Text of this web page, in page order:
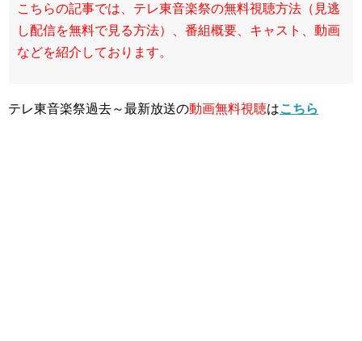
こちらの記事では、テレ東音楽祭の無料視聴方法（見逃
し配信を無料で見る方法）、番組概要、キャスト、動画
などを紹介しております。
テレ東音楽祭過去～最新放送の動画無料視聴はこちら